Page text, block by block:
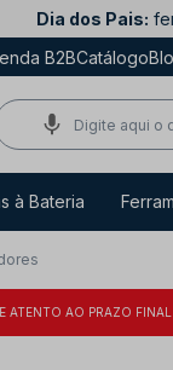
Dia dos Pais:
B2BCatálogo
à Bateria
ATENTO AO PRAZO